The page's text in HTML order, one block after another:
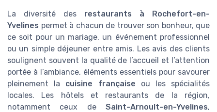
La diversité des restaurants à Rochefort-en-
Yvelines permet à chacun de trouver son bonheur, que
ce soit pour un mariage, un événement professionnel
ou un simple déjeuner entre amis. Les avis des clients
soulignent souvent la qualité de l’accueil et l’attention
portée à l’ambiance, éléments essentiels pour savourer
pleinement la cuisine française ou les spécialités
locales. Les hôtels et restaurants de la région,
notamment ceux de Saint-Arnoult-en-Yvelines,